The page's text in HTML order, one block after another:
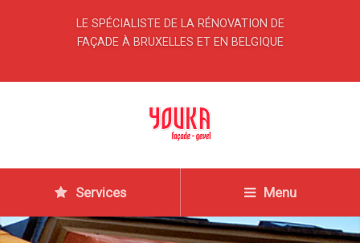
LE SPÉCIALISTE DE LA RÉNOVATION DE
FAÇADE À BRUXELLES ET EN BELGIQUE
Services Menu